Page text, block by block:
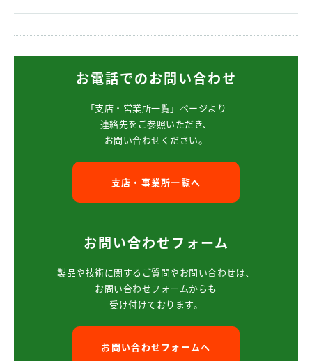
お電話でのお問い合わせ
「支店・営業所一覧」ページより
連絡先をご参照いただき、
お問い合わせください。
支店・事業所一覧へ
お問い合わせフォーム
製品や技術に関するご質問やお問い合わせは、
お問い合わせフォームからも
受け付けております。
お問い合わせフォームへ